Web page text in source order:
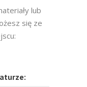
lub
się ze